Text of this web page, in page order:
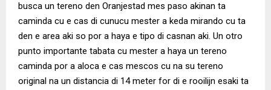
busca un tereno den Oranjestad mes paso akinan ta
caminda cu e cas di cunucu mester a keda mirando cu ta
den e area aki so por a haya e tipo di casnan aki. Un otro
punto importante tabata cu mester a haya un tereno
caminda por a aloca e cas mescos cu na su tereno
original na un distancia di 14 meter for di e rooilijn esaki ta